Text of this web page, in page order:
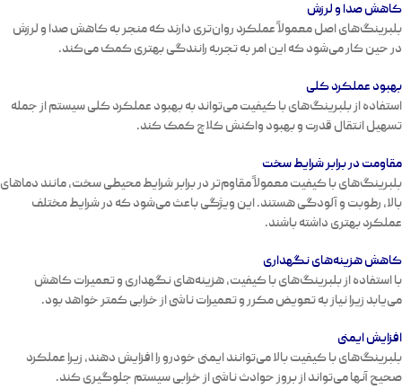
کاهش صدا و لرزش
بلبرینگ‌های اصل معمولاً عملکرد روان‌تری دارند که منجر به کاهش صدا و لرزش
در حین کار می‌شود که این امر به تجربه رانندگی بهتری کمک می‌کند.
بهبود عملکرد کلی
استفاده از بلبرینگ‌های با کیفیت می‌تواند به بهبود عملکرد کلی سیستم از جمله
تسهیل انتقال قدرت و بهبود واکنش کلاچ کمک کند.
مقاومت در برابر شرایط سخت
بلبرینگ‌های با کیفیت معمولاً مقاوم‌تر در برابر شرایط محیطی سخت، مانند دماهای
بالا، رطوبت وآلودگیهستند. این ویژگی باعث می‌شود که در شرایط مختلف
عملکرد بهتری داشته باشند.
کاهش هزینه‌های نگهداری
با استفاده از بلبرینگ‌های با کیفیت، هزینه‌های نگهداری و تعمیرات کاهش
می‌یابد زیرا نیاز به تعویض مکرر و تعمیرات ناشی از خرابی کمتر خواهد بود.
افزایش ایمنی
بلبرینگ‌های با کیفیت بالا می‌توانند ایمنی خودرو را افزایش دهند، زیرا عملکرد
صحیح آنها می‌تواند از بروز حوادث ناشی از خرابی سیستم جلوگیری کند.